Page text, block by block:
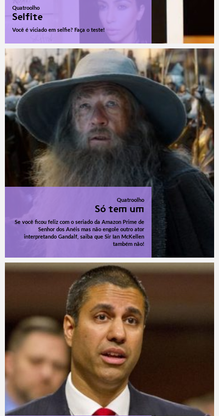
Quatroolho
Selfite
Você é viciado em selfie? Faça o teste!
Quatroolho
Só tem um
Se você ficou feliz com o seriado da Amazon Prime de
Senhor dos Anéis mas não engole outro ator
interpretando Gandalf, saiba que Sir Ian McKellen
também não!